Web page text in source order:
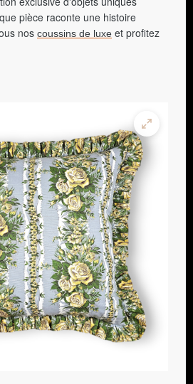
pièce raconte une histoire
nos coussins de luxe et profitez